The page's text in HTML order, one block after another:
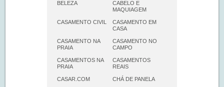
BELEZA
CABELO E
MAQUIAGEM
CASAMENTO CIVIL
CASAMENTO EM
CASA
CASAMENTO NA
PRAIA
CASAMENTO NO
CAMPO
CASAMENTOS NA
PRAIA
CASAMENTOS
REAIS
CASAR.COM CHÁ DE PANELA